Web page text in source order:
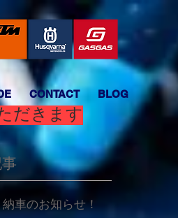
CONTACT BLOG
だきます
納車のお知らせ！